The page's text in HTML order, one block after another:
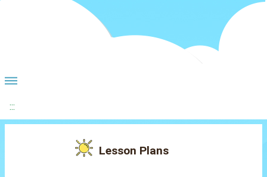
:::
Lesson Plans